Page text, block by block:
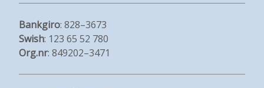
Bankgiro: 828–3673
Swish: 123 65 52 780
Org.nr: 849202–3471